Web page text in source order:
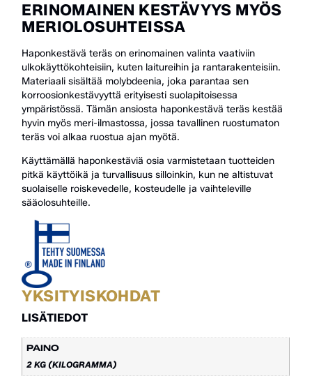
ERINOMAINEN KESTÄVYYS MYÖS
MERIOLOSUHTEISSA
Haponkestävä teräs on erinomainen valinta vaativiin
ulkokäyttökohteisiin, kuten laitureihin ja rantarakenteisiin.
Materiaali sisältää molybdeenia, joka parantaa sen
korroosionkestävyyttä erityisesti suolapitoisessa
ympäristössä. Tämän ansiosta haponkestävä teräs kestää
hyvin myös meri-ilmastossa, jossa tavallinen ruostumaton
teräs voi alkaa ruostua ajan myötä.
Käyttämällä haponkestäviä osia varmistetaan tuotteiden
pitkä käyttöikä ja turvallisuus silloinkin, kun ne altistuvat
suolaiselle roiskevedelle, kosteudelle ja vaihteleville
sääolosuhteille.
YKSITYISKOHDAT
LISÄTIEDOT
PAINO
2 KG (KILOGRAMMA)